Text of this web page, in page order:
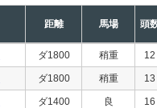
距離 馬場 頭
ダ1800 稍重 12
ダ1800 稍重 13
ダ1400 良 16